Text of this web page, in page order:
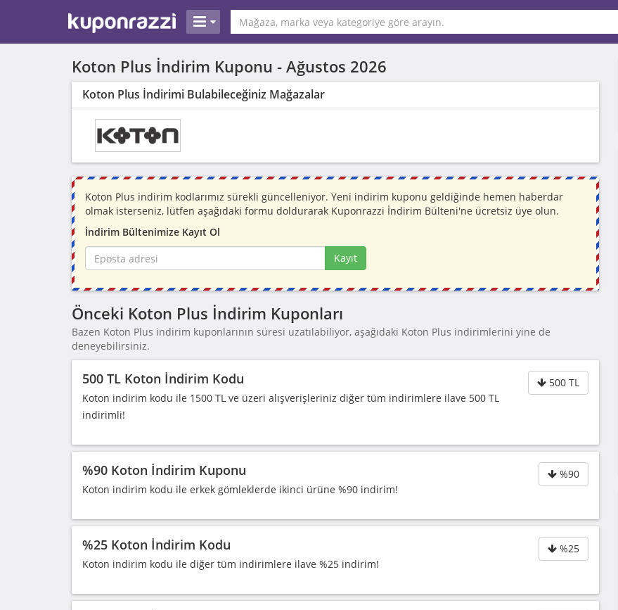
Koton Plus İndirim Kuponu - Ağustos 2026
Koton Plus İndirimi Bulabileceğiniz Mağazalar
Koton Plus indirim kodlarımız sürekli güncelleniyor. Yeni indirim kuponu geldiğinde hemen haberdar
olmak isterseniz, lütfen aşağıdaki formu doldurarak Kuponrazzi İndirim Bülteni'ne ücretsiz üye olun.
İndirim Bültenimize Kayıt Ol
Kayıt
Önceki Koton Plus İndirim Kuponları
Bazen Koton Plus indirim kuponlarının süresi uzatılabiliyor, aşağıdaki Koton Plus indirimlerini yine de
deneyebilirsiniz.
500 TL
500 TL Koton İndirim Kodu
Koton indirim kodu ile 1500 TL ve üzeri alışverişleriniz diğer tüm indirimlere ilave 500 TL
indirimli!
%90
%90 Koton İndirim Kuponu
Koton indirim kodu ile erkek gömleklerde ikinci ürüne %90 indirim!
%25
%25 Koton İndirim Kodu
Koton indirim kodu ile diğer tüm indirimlere ilave %25 indirim!